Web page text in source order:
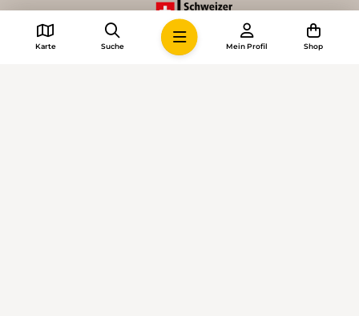
Karte Suche Mein Profil Shop